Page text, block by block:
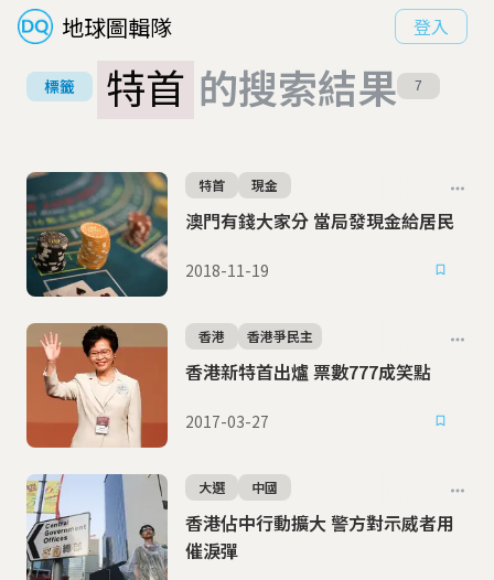
地球圖輯隊 登入
標籤 特首 的搜索結果 7
澳門有錢大家分 當局發現金給居民
特首 現金
2018-11-19
香港新特首出爐 票數777成笑點
香港 香港爭民主
2017-03-27
香港佔中行動擴大 警方對示威者用
催淚彈
大選 中國